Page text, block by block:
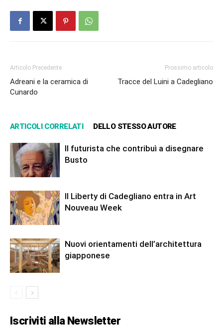
Articolo Precedente
Adreani e la ceramica di
Cunardo
Prossimo articolo
Tracce del Luini a Cadegliano
ARTICOLI CORRELATI DELLO STESSO AUTORE
Il futurista che contribuì a disegnare
Busto
Il Liberty di Cadegliano entra in Art
Nouveau Week
Nuovi orientamenti dell’architettura
giapponese
Iscriviti alla Newsletter